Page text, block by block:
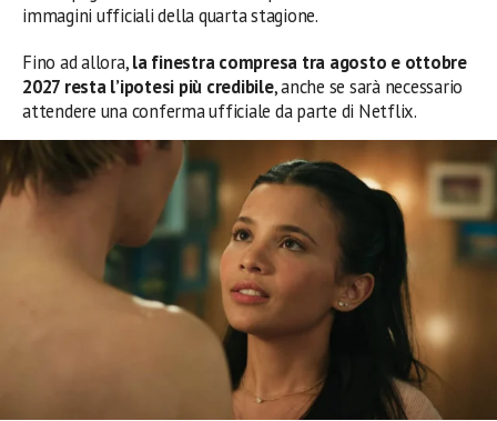
immagini ufficiali della quarta stagione.
Fino ad allora,la finestra compresa tra agosto e ottobre
2027 resta l’ipotesi più credibile, anche se sarà necessario
attendere una conferma ufficiale da parte di Netflix.